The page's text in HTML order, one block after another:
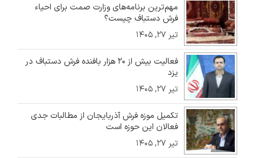
مهم‌ترین برنامه‌های وزارت صمت برای احیاء
فرش دستباف چیست؟
تیر ۲۷, ۱۴۰۵
فعالیت بیش از ۲۰ هزار بافنده فرش دستباف در
یزد
تیر ۲۷, ۱۴۰۵
تکمیل موزه فرش آذربایجان از مطالبات جدی
فعالان این حوزه است
تیر ۲۷, ۱۴۰۵